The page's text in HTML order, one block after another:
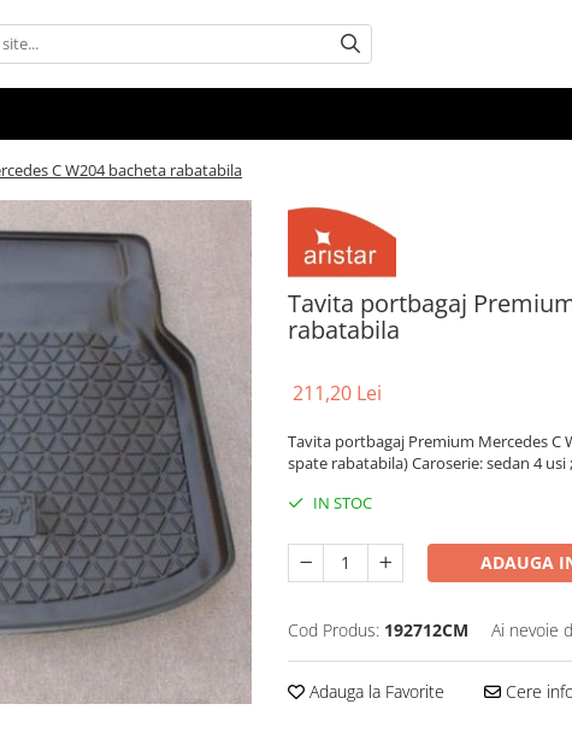
C W204 bacheta rabatabila
Tavita portbagaj
rabatabila
211,20 Lei
Tavita portbagaj Premium Mercedes C
spate rabatabila) Caroserie: sedan 4
IN STOC
ADAUGA
Cod Produs: 192712CM Ai nevoie
Adauga la Favorite Cere